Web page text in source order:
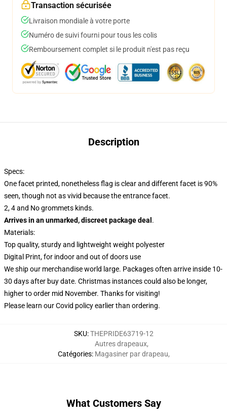
Transaction sécurisée
Livraison mondiale à votre porte
Numéro de suivi fourni pour tous les colis
Remboursement complet si le produit n'est pas reçu
Description
Specs:
One facet printed, nonetheless flag is clear and different facet is 90%
seen, though not as vivid because the entrance facet.
2, 4 and No grommets kinds.
Arrives in an unmarked, discreet package deal .
Materials:
Top quality, sturdy and lightweight weight polyester
Digital Print, for indoor and out of doors use
We ship our merchandise world large. Packages often arrive inside 10-
30 days after buy date. Christmas instances could also be longer,
higher to order mid November. Thanks for visiting!
Please learn our Covid policyearlier than ordering.
SKU:THEPRIDE63719-12
Catégories:
Autres drapeaux,
Magasiner par drapeau,
What Customers Say